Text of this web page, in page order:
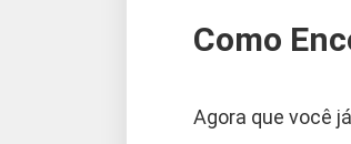
Como
Agora que você